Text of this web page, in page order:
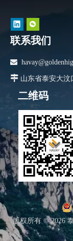
联系我们

 山东省泰安大汶
二维码
版权所有 ©2026